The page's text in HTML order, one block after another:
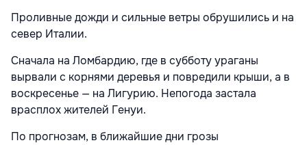
Проливные дожди и сильные ветры обрушились и на
север Италии.
Сначала на Ломбардию, где в субботу ураганы
вырвали с корнями деревья и повредили крыши, а в
воскресенье — на Лигурию. Непогода застала
врасплох жителей Генуи.
По прогнозам, в ближайшие дни грозы